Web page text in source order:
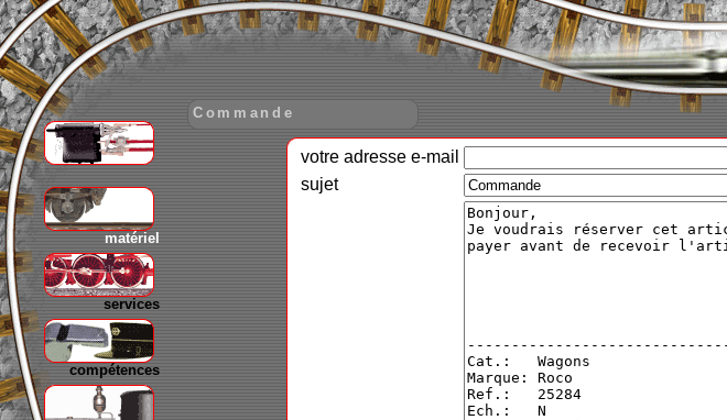
matériel
services
compétences
Commande
votre adresse e-mail
sujet